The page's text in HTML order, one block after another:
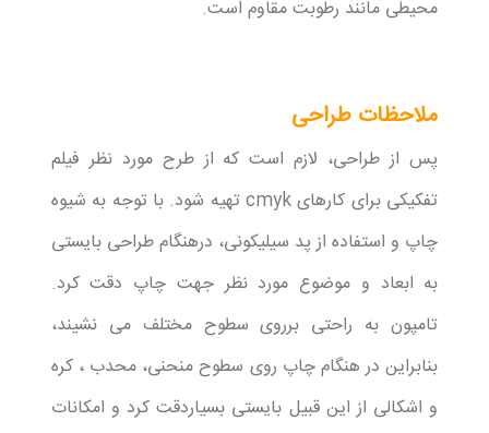
محیطی مانند رطوبت مقاوم است.
ملاحظات طراحی
پس از طراحی، لازم است که از طرح مورد نظر فیلم
تفکیکی برای کارهای cmyk تهیه شود. با توجه به شیوه
چاپ و استفاده از پد سیلیکونی، درهنگام طراحی بایستی
به ابعاد و موضوع مورد نظر جهت چاپ دقت کرد.
تامپون به راحتی برروی سطوح مختلف می نشیند،
بنابراین در هنگام چاپ روی سطوح منحنی، محدب ، کره
و اشکالی از این قبیل بایستی بسیاردقت کرد و امکانات